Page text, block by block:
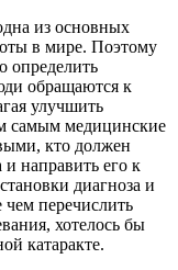
из основных
в мире. Поэтому
определить
обращаются к
улучшить
самым медицинские
кто должен
направить его к
диагноза и
перечис­лить
хотелось бы
катаракте.